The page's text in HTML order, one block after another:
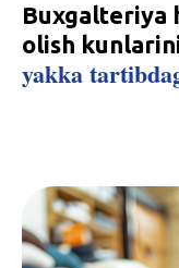
Buxgalteriya
olish
yakka